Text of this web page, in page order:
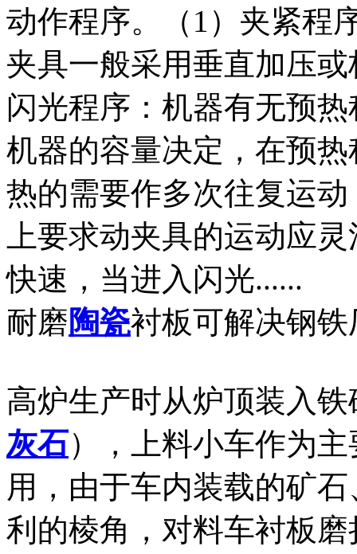
动作程序。（1）夹紧程
夹具一般采用垂直加压
闪光程序：机器有无预
机器的容量决定，在预
热的需要作多次往复运
上要求动夹具的运动应
快速，当进入闪光......
耐磨陶瓷衬板可解决钢
高炉生产时从炉顶装入
灰石），上料小车作为
用，由于车内装载的矿
利的棱角，对料车衬板